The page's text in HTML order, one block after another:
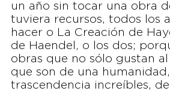
un año sin tocar una obra
tuviera recursos, todos los
hacer o La Creación de
de Haendel, o los dos;
obras que no sólo gustan
que son de una
trascendencia increíbles,